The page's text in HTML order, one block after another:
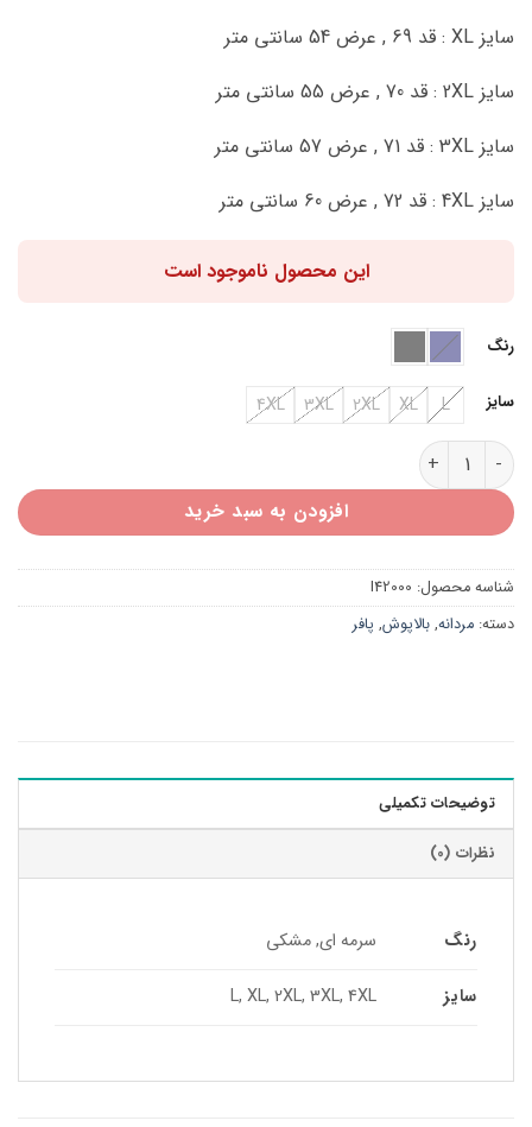
سایز XL : قد 69 , عرض 54 سانتی متر
سایز 2XL : قد 70 , عرض 55 سانتی متر
سایز 3XL : قد 71 , عرض 57 سانتی متر
سایز 4XL : قد 72 , عرض 60 سانتی متر
این محصول ناموجود است
رنگ
سایز L
XL
2XL
3XL
4XL
پافر مردانه I42000 عدد
افزودن به سبد خرید
شناسه محصول: I42000
دسته: مردانه, بالاپوش, پافر
توضیحات تکمیلی
نظرات (0)
رنگ سرمه ای, مشکی
سایز L, XL, 2XL, 3XL, 4XL